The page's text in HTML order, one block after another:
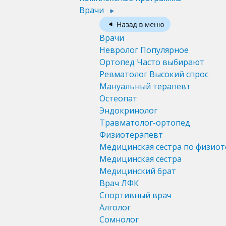
Врачи
Врачи
Невролог Популярное
Ортопед Часто выбирают
Ревматолог Высокий спрос
Мануальный терапевт
Остеопат
Эндокринолог
Травматолог-ортопед
Физиотерапевт
Медицинская сестра по
Медицинская сестра
Медицинский брат
Врач ЛФК
Спортивный врач
Алголог
Сомнолог